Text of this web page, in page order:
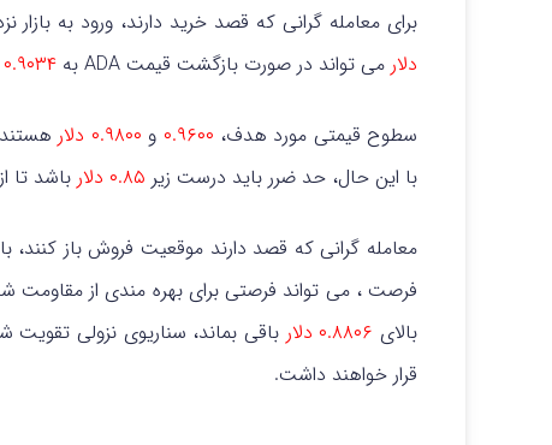
برای معامله گرانی که قصد خرید دارند، ورود به
دلار می تواند در صورت بازگشت قیمت ADA به ۰.۹۰۳۴ دلار
سطوح قیمتی مورد هدف، ۰.۹۶۰۰ و ۰.۹۸۰۰ دلار هستند
با این حال، حد ضرر باید درست زیر ۰.۸۵ دلار باشد تا
معامله گرانی که قصد دارند موقعیت فروش باز
فرصت ، می تواند فرصتی برای بهره مندی از مقاومت
بالای ۰.۸۸۰۶ دلار باقی بماند، سناریوی نزولی
قرار خواهند داشت.